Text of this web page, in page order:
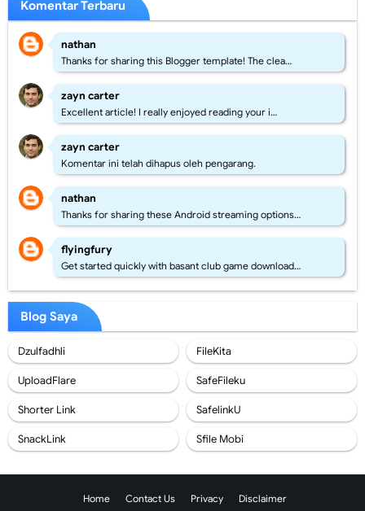
Komentar Terbaru
nathan
Thanks for sharing this Blogger template! The clea…
zayn carter
Excellent article! I really enjoyed reading your i…
zayn carter
Komentar ini telah dihapus oleh pengarang.
nathan
Thanks for sharing these Android streaming options…
flyingfury
Get started quickly with basant club game download…
Blog Saya
Dzulfadhli FileKita
UploadFlare SafeFileku
Shorter Link SafelinkU
SnackLink Sfile Mobi
Home Contact Us Privacy Disclaimer